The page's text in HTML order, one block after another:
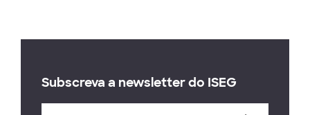
Subscreva a newsletter do ISEG